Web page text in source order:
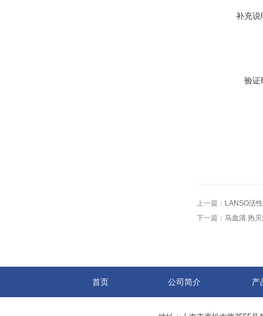
补充说
验证
上一篇： LANSO活
下一篇： 马血清 热
首页 公司简介 产